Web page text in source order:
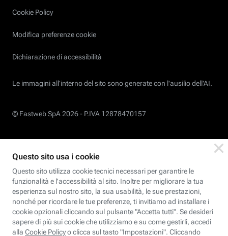
Cookie Policy
Modifica preferenze cookie
Dichiarazione di accessibilità
Le immagini all’interno del sito sono generate con l'ausilio dell'AI.
© Fastweb SpA 2026 - P.IVA 12878470157